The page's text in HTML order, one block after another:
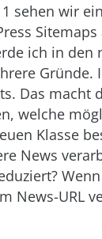
sehen wir
ich in den
Gründe.
Das macht
welche
Klasse
News
News-URL